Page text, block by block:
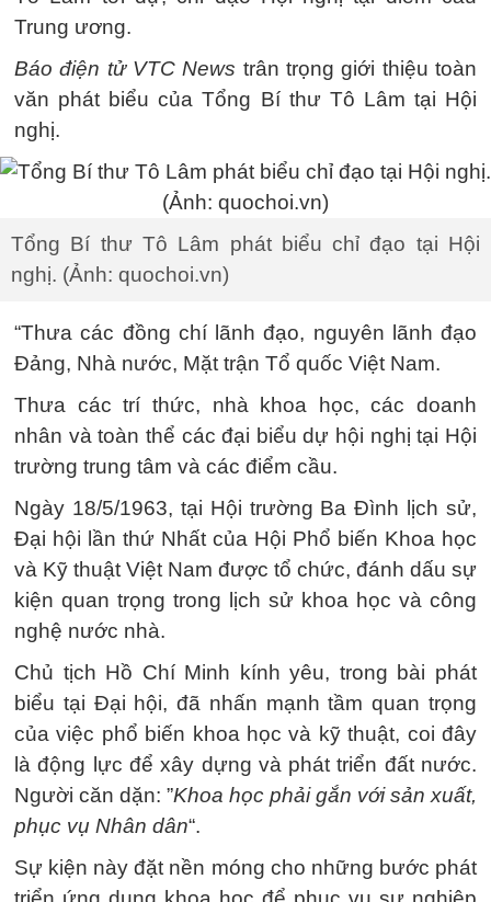
Trung ương.
Báo điện tử VTC News trân trọng giới thiệu toàn
văn phát biểu của Tổng Bí thư Tô Lâm tại Hội
nghị.
Tổng Bí thư Tô Lâm phát biểu chỉ đạo tại Hội
nghị. (Ảnh: quochoi.vn)
“Thưa các đồng chí lãnh đạo, nguyên lãnh đạo
Đảng, Nhà nước, Mặt trận Tổ quốc Việt Nam.
Thưa các trí thức, nhà khoa học, các doanh
nhân và toàn thể các đại biểu dự hội nghị tại Hội
trường trung tâm và các điểm cầu.
Ngày 18/5/1963, tại Hội trường Ba Đình lịch sử,
Đại hội lần thứ Nhất của Hội Phổ biến Khoa học
và Kỹ thuật Việt Nam được tổ chức, đánh dấu sự
kiện quan trọng trong lịch sử khoa học và công
nghệ nước nhà.
Chủ tịch Hồ Chí Minh kính yêu, trong bài phát
biểu tại Đại hội, đã nhấn mạnh tầm quan trọng
của việc phổ biến khoa học và kỹ thuật, coi đây
là động lực để xây dựng và phát triển đất nước.
Người căn dặn: ”Khoa học phải gắn với sản xuất,
phục vụ Nhân dân“.
Sự kiện này đặt nền móng cho những bước phát